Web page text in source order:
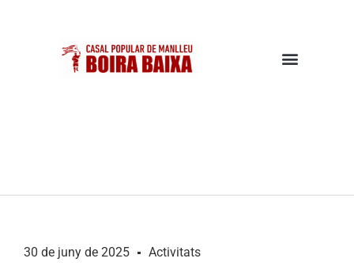
30 de juny de 2025 Activitats